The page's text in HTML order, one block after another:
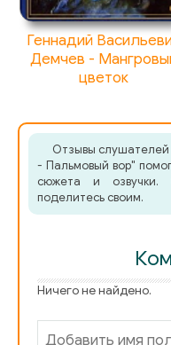
Геннадий
Демчев -
цветок
Отзывы слушателей
- Пальмовый вор"
сюжета и озвучки.
поделитесь своим.
Ничего не найдено.